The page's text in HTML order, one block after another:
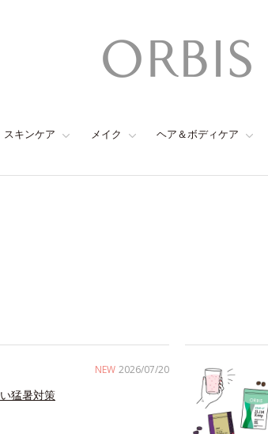
スキンケア メイク ヘア＆ボディケア
NEW 2026/07/20
猛暑対策